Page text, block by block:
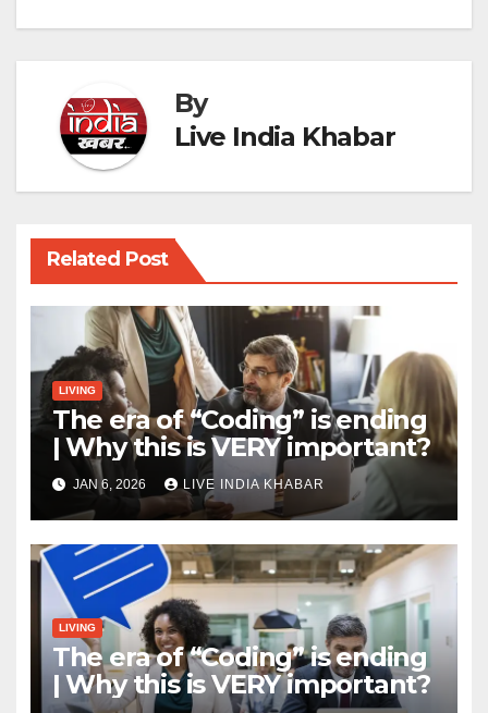
By
Live India Khabar
Related Post
LIVING
The era of “Coding” is ending
| Why this is VERY important?
JAN 6, 2026 LIVE INDIA KHABAR
LIVING
The era of “Coding” is ending
| Why this is VERY important?